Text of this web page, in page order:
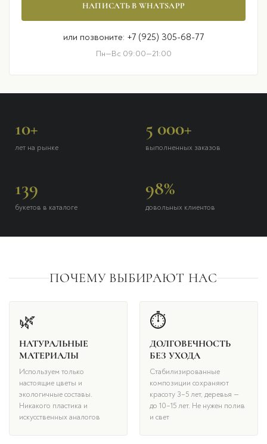
НАПИСАТЬ В WHATSAPP
или позвоните: +7 (925) 305-68-77
Пн—Вс 09:00—21:00
10+
лет на рынке
5 000+
выполненных заказов
139
букетов в каталоге
98%
довольных клиентов
ПОЧЕМУ ВЫБИРАЮТ НАС
🌿
НАТУРАЛЬНЫЕ
МАТЕРИАЛЫ
Используем только
настоящие цветы и
экологичные составы.
Никакого пластика и
искусственных аналогов
⏱
ДОЛГОВЕЧНОСТЬ
БЕЗ УХОДА
Стабилизированные
композиции сохраняют
красоту 3–5 лет, деревья —
до 10–15 лет. Не нужен полив
и свет